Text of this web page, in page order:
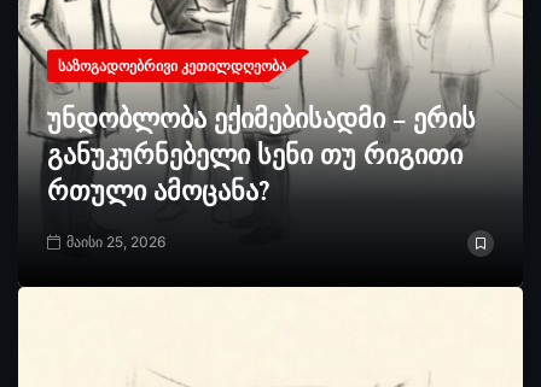
ᲡᲐᲖᲝᲒᲐᲓᲝᲔᲑᲠᲘᲕᲘ ᲙᲔᲗᲘᲚᲓᲦᲔᲝᲑᲐ
უნდობლობა ექიმებისადმი – ერის
განუკურნებელი სენი თუ რიგითი
რთული ამოცანა?
მაისი 25, 2026